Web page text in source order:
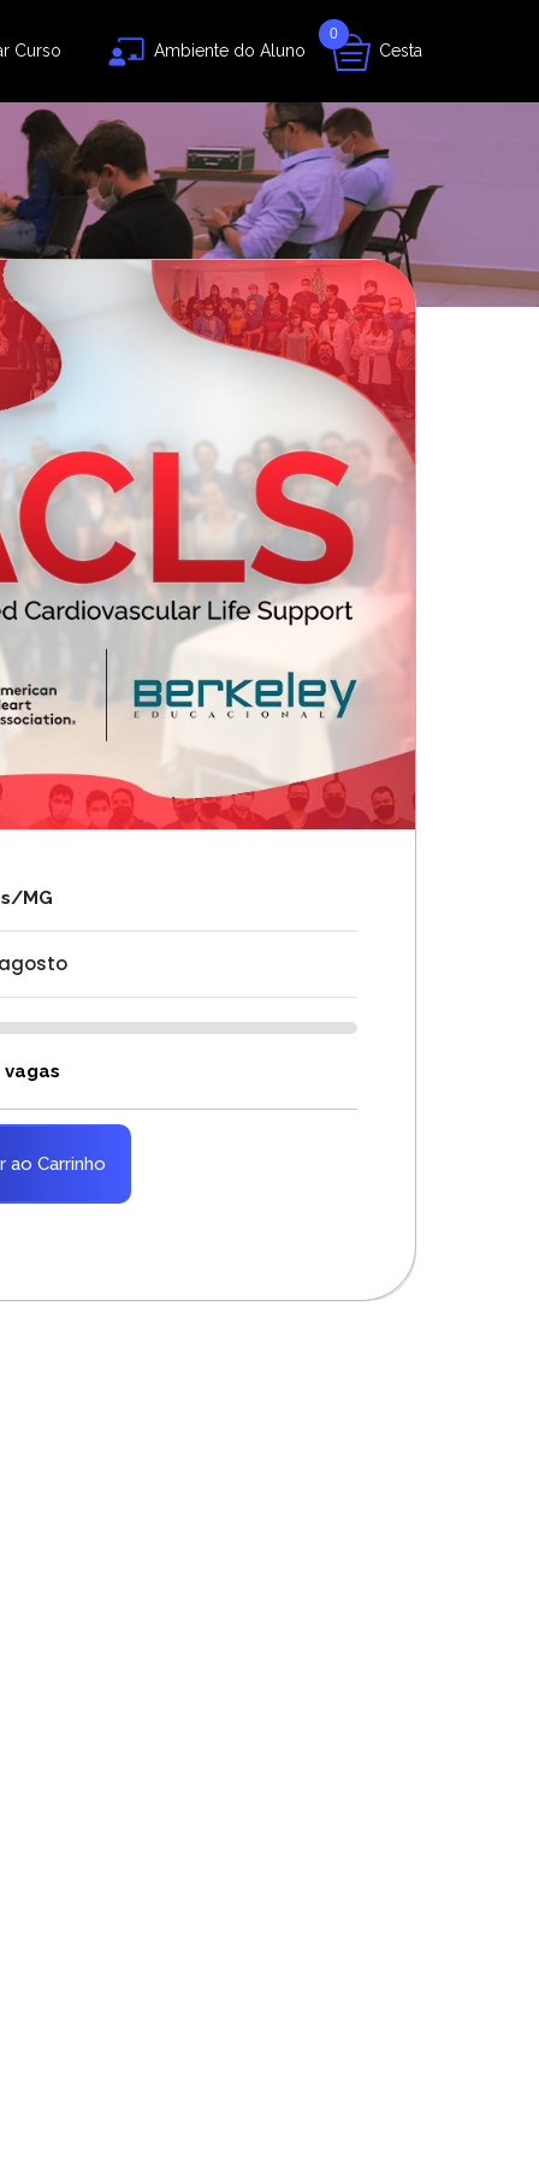
Curso Ambiente do Aluno
0
Cesta
MG
vagas
ao Carrinho